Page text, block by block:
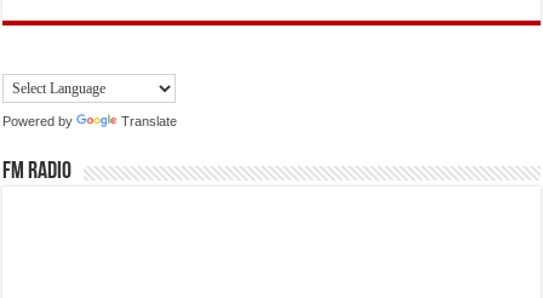
Powered by Translate
FM Radio